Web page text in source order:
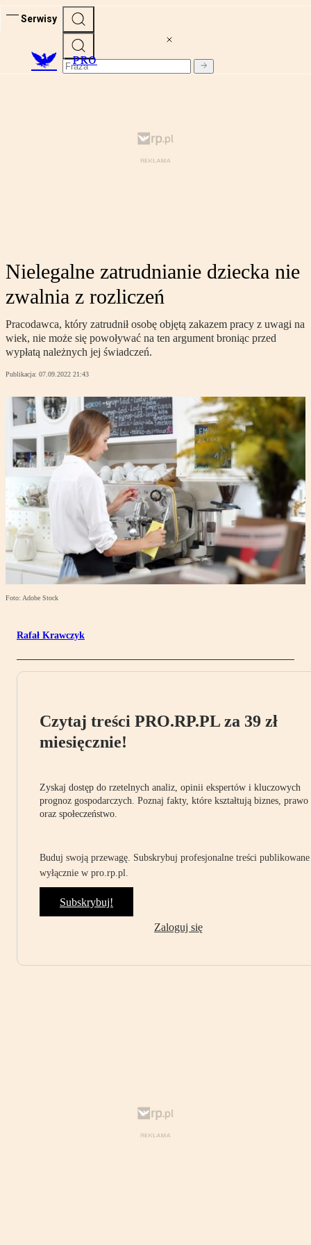
Serwisy
PRO
Nielegalne zatrudnianie dziecka nie
zwalnia z rozliczeń
Pracodawca, który zatrudnił osobę objętą zakazem pracy z uwagi na
wiek, nie może się powoływać na ten argument broniąc przed
wypłatą należnych jej świadczeń.
Publikacja: 07.09.2022 21:43
Foto: Adobe Stock
Rafał Krawczyk
Czytaj treści PRO.RP.PL za 39 zł
miesięcznie!
Zyskaj dostęp do rzetelnych analiz, opinii ekspertów i kluczowych
prognoz gospodarczych. Poznaj fakty, które kształtują biznes, prawo
oraz społeczeństwo.
Buduj swoją przewagę. Subskrybuj profesjonalne treści publikowane
wyłącznie w pro.rp.pl.
Subskrybuj!
Zaloguj się